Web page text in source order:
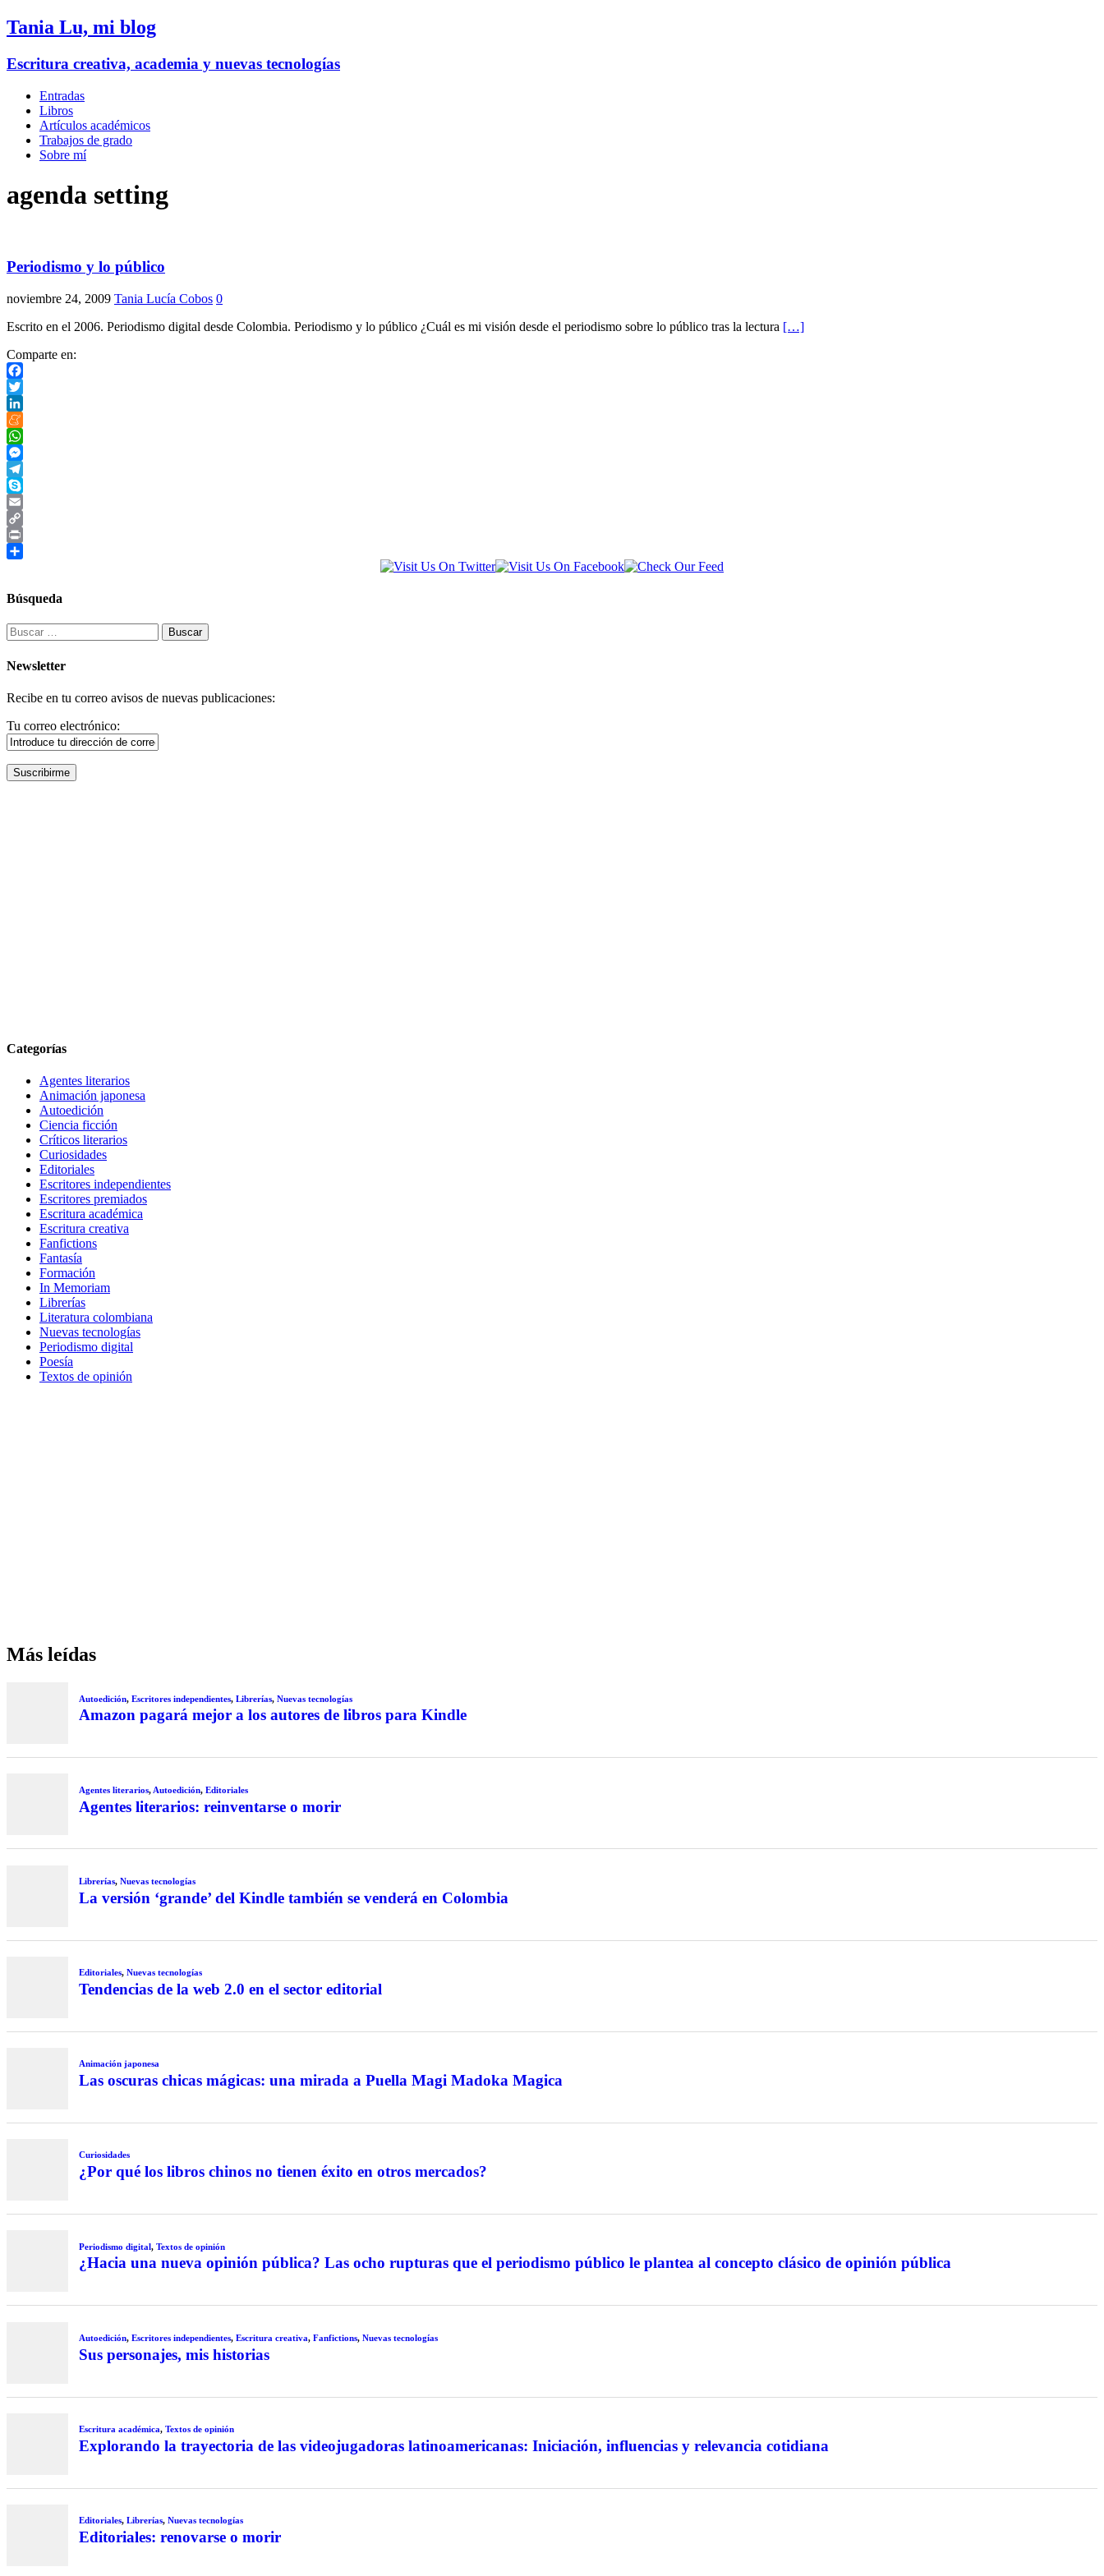
Tania Lu, mi blog
Escritura creativa, academia y nuevas tecnologías
Entradas
Libros
Artículos académicos
Trabajos de grado
Sobre mí
agenda setting
Periodismo y lo público
noviembre 24, 2009 Tania Lucía Cobos 0
Escrito en el 2006. Periodismo digital desde Colombia. Periodismo y lo público ¿Cuál es mi visión desde el periodismo sobre lo público tras la lectura […]
Comparte en:
Facebook
Twitter
LinkedIn
Meneame
WhatsApp
Messenger
Telegram
Skype
Email
Copy
Link
Print
Búsqueda
Buscar:
Newsletter
Recibe en tu correo avisos de nuevas publicaciones:
Tu correo electrónico:
Categorías
Agentes literarios
Animación japonesa
Autoedición
Ciencia ficción
Críticos literarios
Curiosidades
Editoriales
Escritores independientes
Escritores premiados
Escritura académica
Escritura creativa
Fanfictions
Fantasía
Formación
In Memoriam
Librerías
Literatura colombiana
Nuevas tecnologías
Periodismo digital
Poesía
Textos de opinión
Más leídas
Autoedición, Escritores independientes, Librerías, Nuevas tecnologías
Amazon pagará mejor a los autores de libros para Kindle
Agentes literarios, Autoedición, Editoriales
Agentes literarios: reinventarse o morir
Librerías, Nuevas tecnologías
La versión ‘grande’ del Kindle también se venderá en Colombia
Editoriales, Nuevas tecnologías
Tendencias de la web 2.0 en el sector editorial
Animación japonesa
Las oscuras chicas mágicas: una mirada a Puella Magi Madoka Magica
Curiosidades
¿Por qué los libros chinos no tienen éxito en otros mercados?
Periodismo digital, Textos de opinión
¿Hacia una nueva opinión pública? Las ocho rupturas que el periodismo público le plantea al concepto clásico de opinión pública
Autoedición, Escritores independientes, Escritura creativa, Fanfictions, Nuevas tecnologías
Sus personajes, mis historias
Escritura académica, Textos de opinión
Explorando la trayectoria de las videojugadoras latinoamericanas: Iniciación, influencias y relevancia cotidiana
Editoriales, Librerías, Nuevas tecnologías
Editoriales: renovarse o morir